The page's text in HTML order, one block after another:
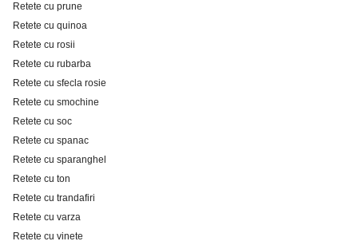
Retete cu prune
Retete cu quinoa
Retete cu rosii
Retete cu rubarba
Retete cu sfecla rosie
Retete cu smochine
Retete cu soc
Retete cu spanac
Retete cu sparanghel
Retete cu ton
Retete cu trandafiri
Retete cu varza
Retete cu vinete